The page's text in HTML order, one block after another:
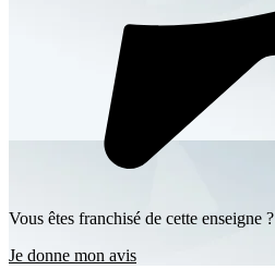
Vous êtes franchisé de cette enseigne ?
Je donne mon avis